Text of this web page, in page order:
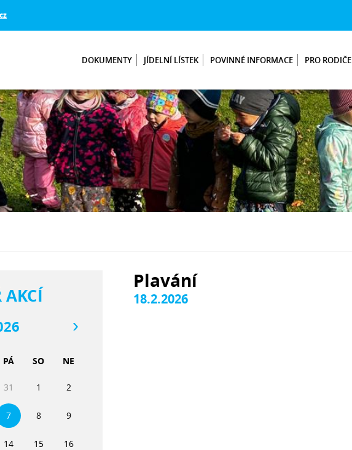
DOKUMENTY JÍDELNÍ LÍSTEK POVINNÉ INFORMACE PRO RODIČE
Plavání
18.2.2026
AKCÍ
PÁ SO NE
31 1 2
7 8 9
14 15 16